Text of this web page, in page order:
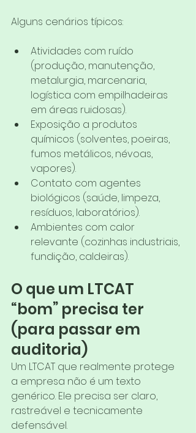
Alguns cenários típicos:
Atividades com ruído
(produção, manutenção,
metalurgia, marcenaria,
logística com empilhadeiras
em áreas ruidosas).
Exposição a produtos
químicos (solventes, poeiras,
fumos metálicos, névoas,
vapores).
Contato com agentes
biológicos (saúde, limpeza,
resíduos, laboratórios).
Ambientes com calor
relevante (cozinhas industriais,
fundição, caldeiras).
O que um LTCAT
“bom” precisa ter
(para passar em
auditoria)
Um LTCAT que realmente protege
a empresa não é um texto
genérico. Ele precisa ser claro,
rastreável e tecnicamente
defensável.